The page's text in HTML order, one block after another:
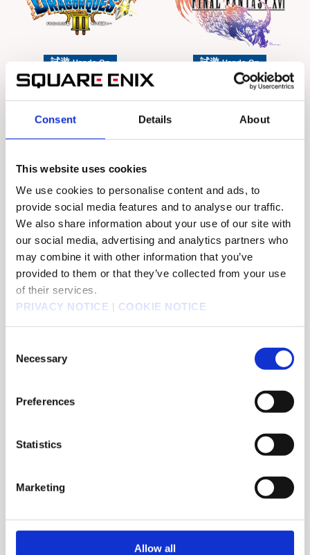
Consent Details About
This website uses cookies
We use cookies to personalise content and ads, to
provide social media features and to analyse our traffic.
We also share information about your use of our site with
our social media, advertising and analytics partners who
may combine it with other information that you’ve
provided to them or that they’ve collected from your use
of their services.
PRIVACY NOTICE | COOKIE NOTICE
Selection
Necessary
Preferences
Statistics
Marketing
Allow all
試遊Hands-On 試遊Hands-On
Intel Booth
試遊Hands-On 試遊Hands-On
Kyuzan ブース
Kyuzan Booth